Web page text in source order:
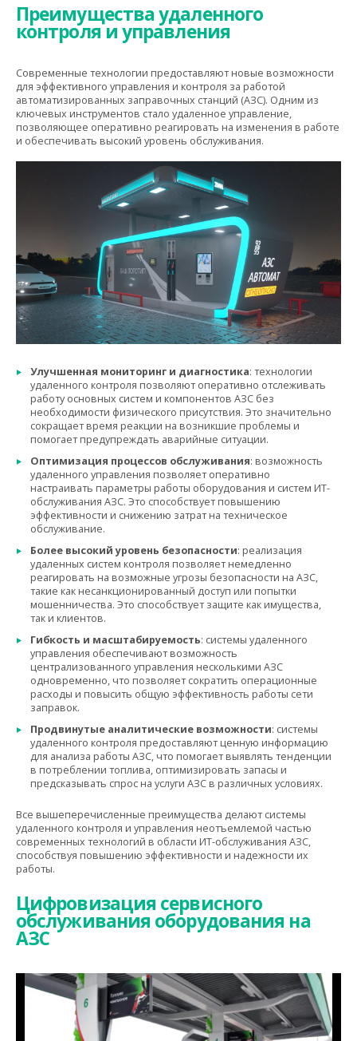
Преимущества удаленного
контроля и управления
Современные технологии предоставляют новые возможности
для эффективного управления и контроля за работой
автоматизированных заправочных станций (АЗС). Одним из
ключевых инструментов стало удаленное управление,
позволяющее оперативно реагировать на изменения в работе
и обеспечивать высокий уровень обслуживания.
Улучшенная мониторинг и диагностика: технологии
удаленного контроля позволяют оперативно отслеживать
работу основных систем и компонентов АЗС без
необходимости физического присутствия. Это значительно
сокращает время реакции на возникшие проблемы и
помогает предупреждать аварийные ситуации.
Оптимизация процессов обслуживания: возможность
удаленного управления позволяет оперативно
настраивать параметры работы оборудования и систем ИТ-
обслуживания АЗС. Это способствует повышению
эффективности и снижению затрат на техническое
обслуживание.
Более высокий уровень безопасности: реализация
удаленных систем контроля позволяет немедленно
реагировать на возможные угрозы безопасности на АЗС,
такие как несанкционированный доступ или попытки
мошенничества. Это способствует защите как имущества,
так и клиентов.
Гибкость и масштабируемость: системы удаленного
управления обеспечивают возможность
централизованного управления несколькими АЗС
одновременно, что позволяет сократить операционные
расходы и повысить общую эффективность работы сети
заправок.
Продвинутые аналитические возможности: системы
удаленного контроля предоставляют ценную информацию
для анализа работы АЗС, что помогает выявлять тенденции
в потреблении топлива, оптимизировать запасы и
предсказывать спрос на услуги АЗС в различных условиях.
Все вышеперечисленные преимущества делают системы
удаленного контроля и управления неотъемлемой частью
современных технологий в области ИТ-обслуживания АЗС,
способствуя повышению эффективности и надежности их
работы.
Цифровизация сервисного
обслуживания оборудования на
АЗС